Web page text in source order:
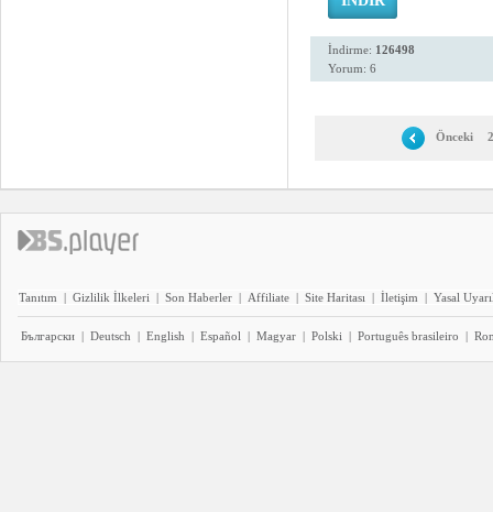
İndirme: 126498
Yorum: 6
Önceki
Tanıtım | Gizlilik İlkeleri | Son Haberler | Affiliate | Site Haritası | İletişim | Yasal
Български | Deutsch | English | Español | Magyar | Polski | Português brasileiro |